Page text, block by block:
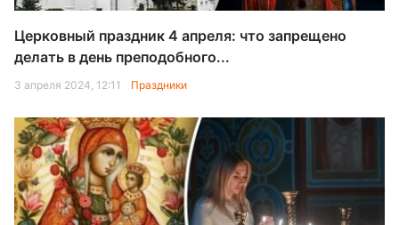
Церковный праздник 4 апреля: что запрещено
делать в день преподобного...
3 апреля 2024, 12:11 Праздники